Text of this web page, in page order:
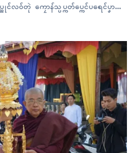
ၚ်လဝ်တုဲ ကၠောန်သ္ပပ္ကတ်ပ္ကေၚ်ပရေၚ်ပၞာ